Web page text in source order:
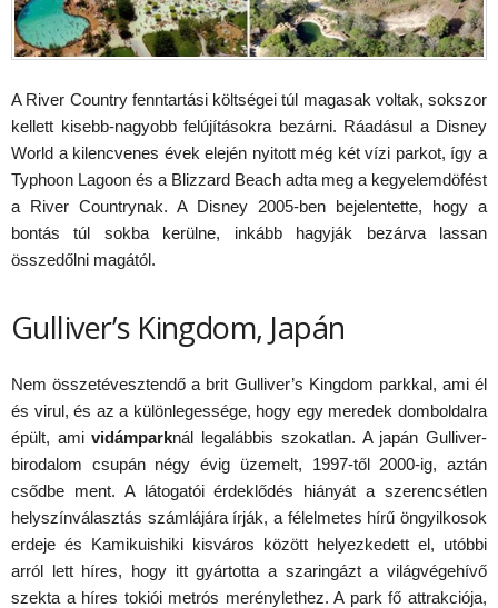
A River Country fenntartási költségei túl magasak voltak, sokszor
kellett kisebb-nagyobb felújításokra bezárni. Ráadásul a Disney
World a kilencvenes évek elején nyitott még két vízi parkot, így a
Typhoon Lagoon és a Blizzard Beach adta meg a kegyelemdöfést
a River Countrynak. A Disney 2005-ben bejelentette, hogy a
bontás túl sokba kerülne, inkább hagyják bezárva lassan
összedőlni magától.
Gulliver’s Kingdom, Japán
Nem összetévesztendő a brit Gulliver’s Kingdom parkkal, ami él
és virul, és az a különlegessége, hogy egy meredek domboldalra
épült, amividámparknál legalábbis szokatlan. A japán Gulliver-
birodalom csupán négy évig üzemelt, 1997-től 2000-ig, aztán
csődbe ment. A látogatói érdeklődés hiányát a szerencsétlen
helyszínválasztás számlájára írják, a félelmetes hírű öngyilkosok
erdeje és Kamikuishiki kisváros között helyezkedett el, utóbbi
arról lett híres, hogy itt gyártotta a szaringázt a világvégehívő
szekta a híres tokiói metrós merénylethez. A park fő attrakciója,